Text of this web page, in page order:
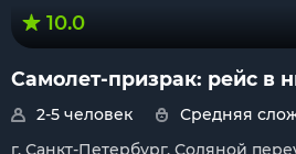
10.0
Самолет-призрак: рейс в
2-5 человек
Средняя
г. Санкт-Петербург, Соляной